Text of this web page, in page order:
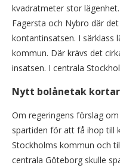
kvadratmeter stor
Fagersta och Nybro där
kontantinsatsen. I särklass
kommun. Där krävs det
insatsen. I centrala
Nytt bolånetak
Om regeringens förslag
spartiden för att få ihop till
Stockholms kommun och
centrala Göteborg skulle